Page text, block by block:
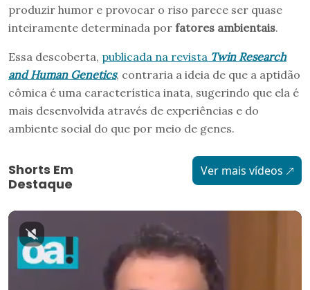
produzir humor e provocar o riso parece ser quase
inteiramente determinada por fatores ambientais.
Essa descoberta, publicada na revista Twin Research
and Human Genetics, contraria a ideia de que a aptidão
cômica é uma característica inata, sugerindo que ela é
mais desenvolvida através de experiências e do
ambiente social do que por meio de genes.
Shorts Em
Destaque
Ver mais vídeos